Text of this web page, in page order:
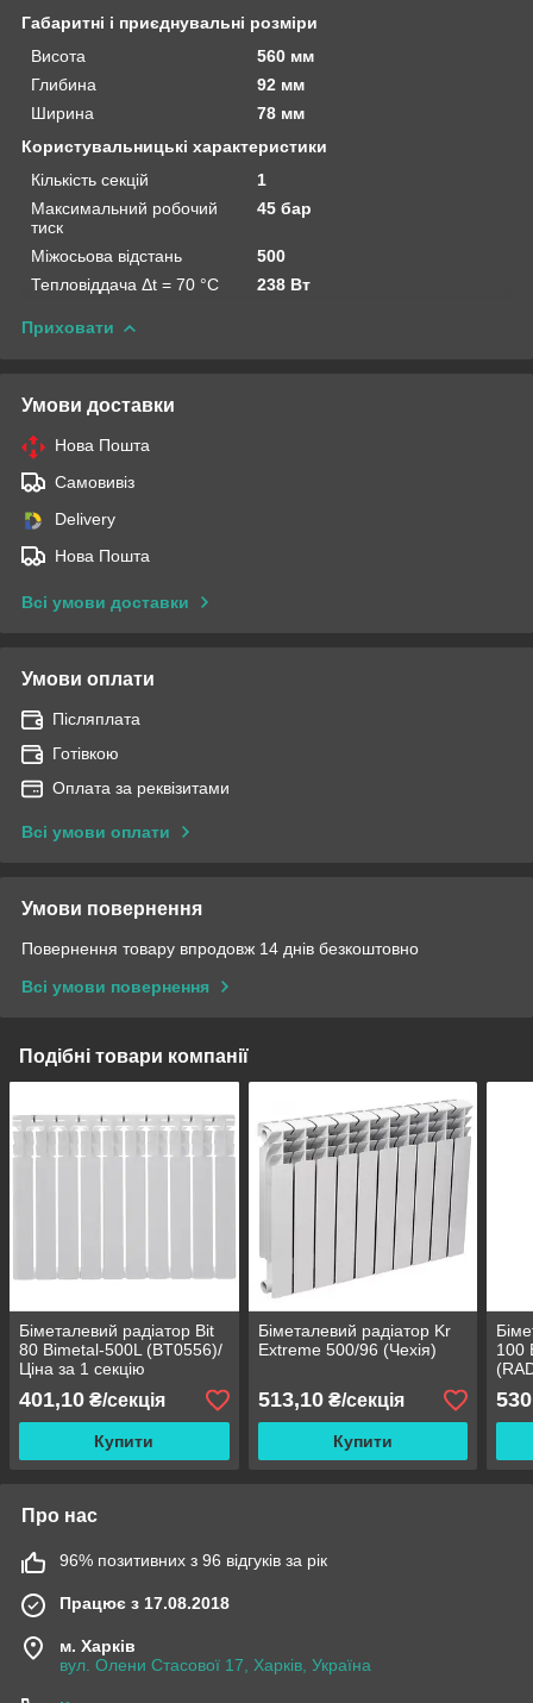
Габаритні і приєднувальні розміри
Висота
560 мм
Глибина
92 мм
Ширина
78 мм
Користувальницькі характеристики
Кількість секцій
1
Максимальний робочий
тиск
45 бар
Міжосьова відстань
500
Тепловіддача Δt = 70 °C
238 Вт
Приховати
Умови доставки
Нова Пошта
Самовивіз
Delivery
Нова Пошта
Всі умови доставки
Умови оплати
Післяплата
Готівкою
Оплата за реквізитами
Всі умови оплати
Умови повернення
Повернення товару впродовж 14 днів безкоштовно
Всі умови повернення
Подібні товари компанії
Біметалевий радіатор Bit
80 Bimetal-500L (BT0556)/
Ціна за 1 секцію
401,10 ₴/секція
Купити
Біметалевий радіатор Kr
Extreme 500/96 (Чехія)
513,10₴/секція
Купити
100
Про нас
96% позитивних з 96 відгуків за рік
Працює з 17.08.2018
м. Харків
вул. Олени Стасової 17, Харків, Україна